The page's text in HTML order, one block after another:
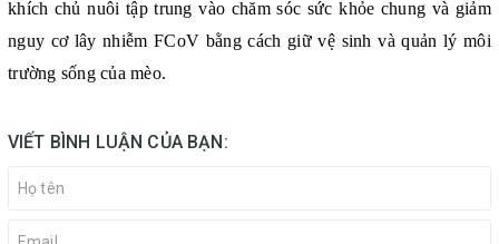
khích chủ nuôi tập trung vào chăm sóc sức khỏe chung và giảm
nguy cơ lây nhiễm FCoV bằng cách giữ vệ sinh và quản lý môi
trường sống của mèo.
VIẾT BÌNH LUẬN CỦA BẠN: